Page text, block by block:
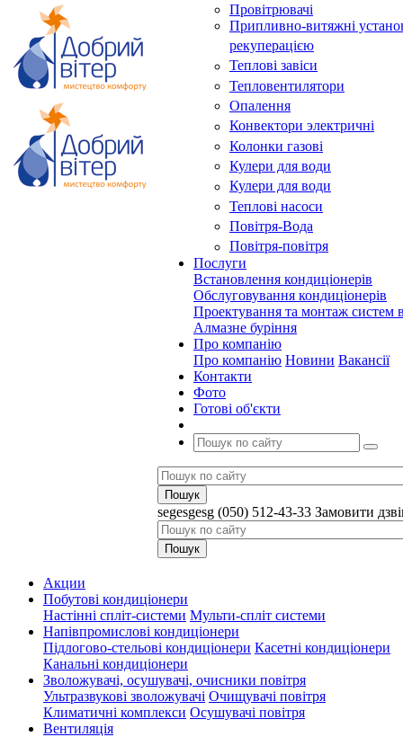
Провітрювачі
Припливно-витяжні
рекуперацією
Теплові завіси
Тепловентилятори
Опалення
Конвектори электричні
Колонки газові
Кулери для води
Кулери для води
Теплові насоси
Повітря-Вода
Повітря-повітря
Послуги
Встановлення кондиціонерів
Обслуговування кондиціонерів
Проектування та монтаж систем
Алмазне буріння
Про компанію
Про компанію Новини Вакансії
Контакти
Фото
Готові об'єкти
segesgesg (050) 512-43-33 Замовити
Акции
Побутові кондиціонери
Настінні спліт-системи Мульти-спліт системи
Напівпромислові кондиціонери
Підлогово-стельові кондиціонери Касетні кондиціонери
Канальні кондиціонери
Зволожувачі, осушувачі, очисники повітря
Ультразвукові зволожувачі Очищувачі повітря
Климатичні комплекси Осушувачі повітря
Вентиляція